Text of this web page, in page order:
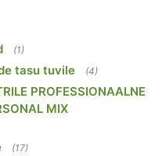
(1)
tasu tuvile (4)
PROFESSIONAALNE
MIX
(17)